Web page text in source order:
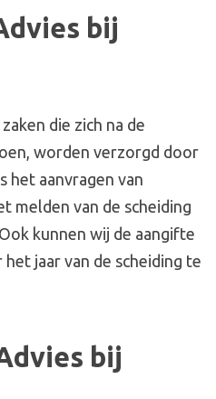
bij
die zich na de
worden verzorgd door
het aanvragen van
melden van de scheiding
kunnen wij de aangifte
jaar van de scheiding te
bij